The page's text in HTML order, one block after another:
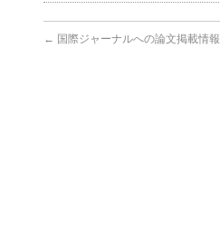
← 国際ジャーナルへの論文掲載情報